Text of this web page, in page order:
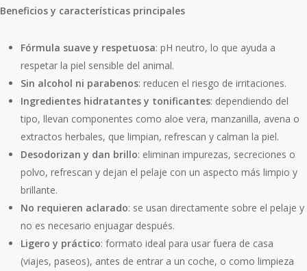
Beneficios y características principales
Fórmula suave y respetuosa: pH neutro, lo que ayuda a
respetar la piel sensible del animal.
Sin alcohol ni parabenos: reducen el riesgo de irritaciones.
Ingredientes hidratantes y tonificantes: dependiendo del
tipo, llevan componentes como aloe vera, manzanilla, avena o
extractos herbales, que limpian, refrescan y calman la piel.
Desodorizan y dan brillo: eliminan impurezas, secreciones o
polvo, refrescan y dejan el pelaje con un aspecto más limpio y
brillante.
No requieren aclarado: se usan directamente sobre el pelaje y
no es necesario enjuagar después.
Ligero y práctico: formato ideal para usar fuera de casa
(viajes, paseos), antes de entrar a un coche, o como limpieza